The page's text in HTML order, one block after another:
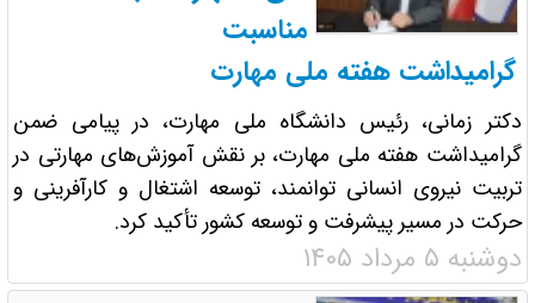
مناسبت
گرامیداشت هفته ملی مهارت
دکتر زمانی، رئیس دانشگاه ملی مهارت، در پیامی ضمن
گرامیداشت هفته ملی مهارت، بر نقش آموزش‌های مهارتی در
تربیت نیروی انسانی توانمند، توسعه اشتغال و کارآفرینی و
حرکت در مسیر پیشرفت و توسعه کشور تأکید کرد.
دوشنبه ۵ مرداد ۱۴۰۵